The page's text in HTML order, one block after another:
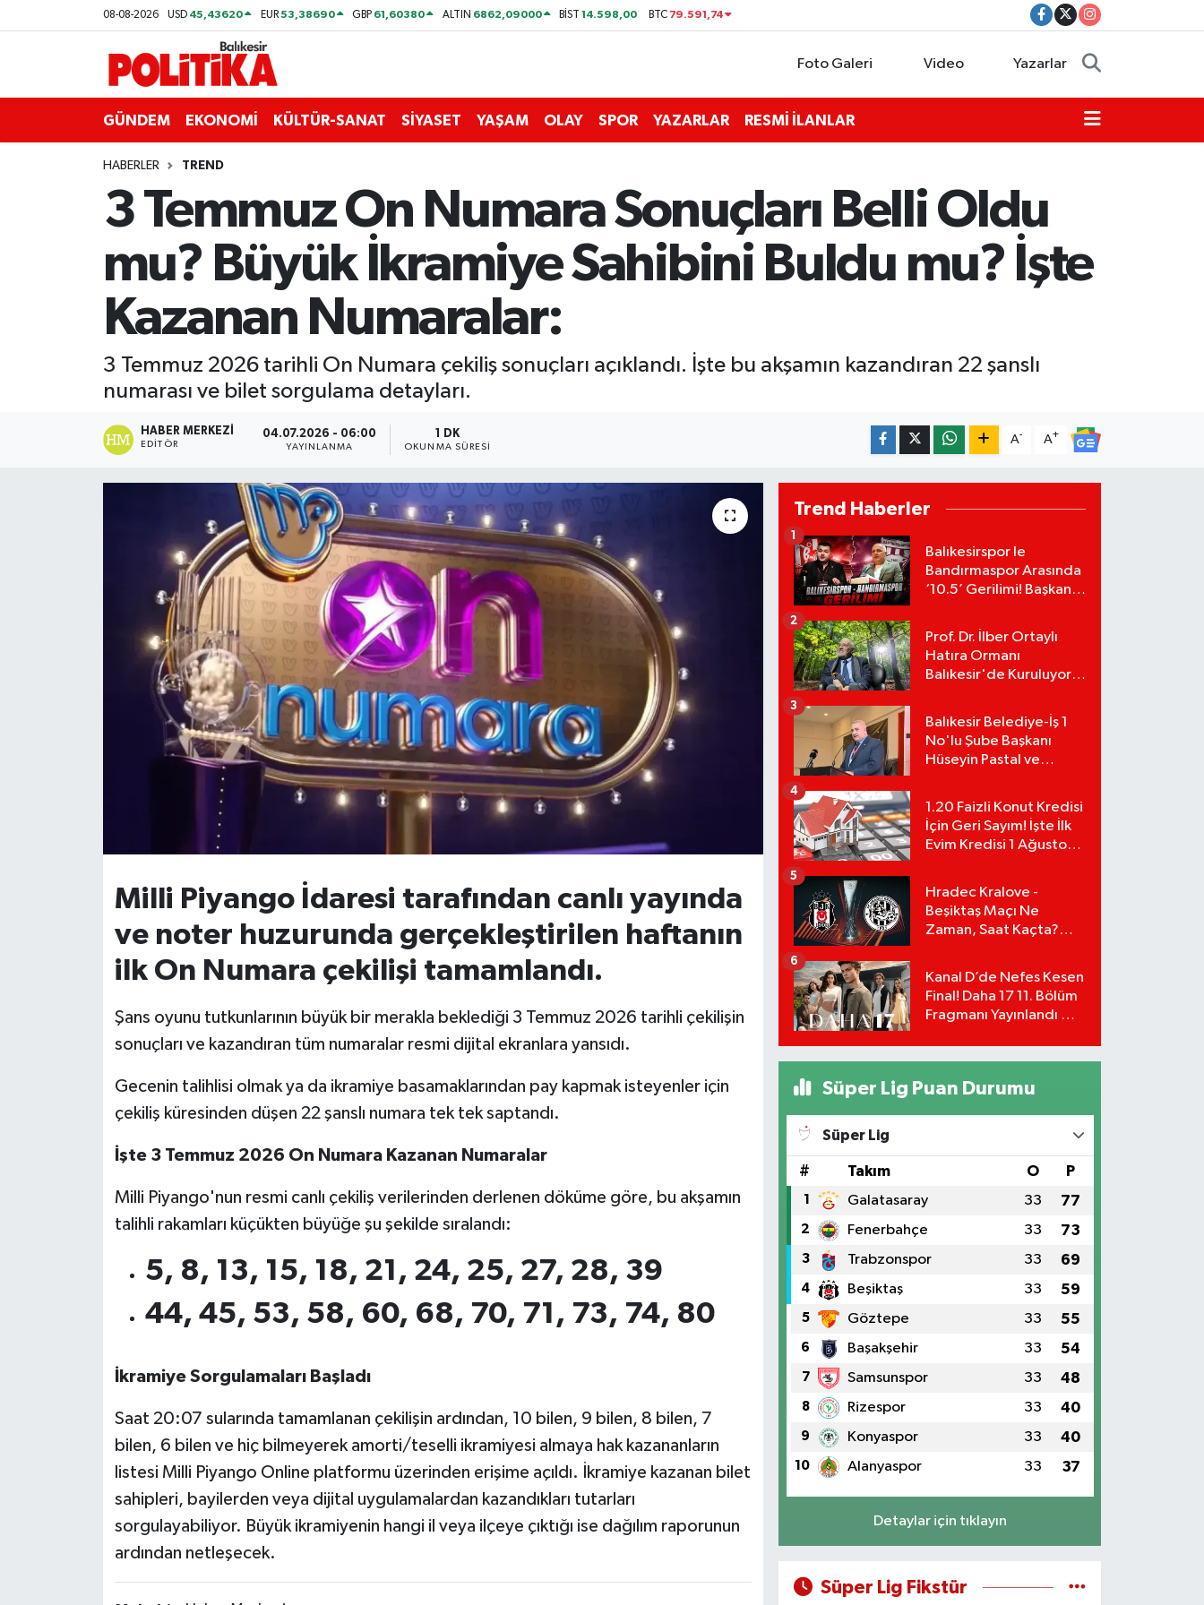
08-08-2026 USD 45,43620 EUR53,38690 GBP 61,60380 ALTIN 6862,09000 BİST14.598,00 BTC 79.591,74
Foto Galeri Video Yazarlar
GÜNDEM EKONOMİ KÜLTÜR-SANAT SİYASET YAŞAM OLAY SPOR YAZARLAR RESMİ İLANLAR
HABERLER TREND
3 Temmuz On Numara Sonuçları Belli Oldu
mu? Büyük İkramiye Sahibini Buldu mu? İşte
Kazanan Numaralar:
3 Temmuz 2026 tarihli On Numara çekiliş sonuçları açıklandı. İşte bu akşamın kazandıran 22 şanslı
numarası ve bilet sorgulama detayları.
HABER MERKEZI
EDITÖR
04.07.2026 - 06:00
YAYINLANMA
1 DK
OKUNMA SÜRESI
A- A+
Milli Piyango İdaresi tarafından canlı yayında
ve noter huzurunda gerçekleştirilen haftanın
ilk On Numara çekilişi tamamlandı.
Şans oyunu tutkunlarının büyük bir merakla beklediği 3 Temmuz 2026 tarihli çekilişin
sonuçları ve kazandıran tüm numaralar resmi dijital ekranlara yansıdı.
Gecenin talihlisi olmak ya da ikramiye basamaklarından pay kapmak isteyenler için
çekiliş küresinden düşen 22 şanslı numara tek tek saptandı.
İşte 3 Temmuz 2026 On Numara Kazanan Numaralar
Milli Piyango'nun resmi canlı çekiliş verilerinden derlenen döküme göre, bu akşamın
talihli rakamları küçükten büyüğe şu şekilde sıralandı:
5, 8, 13, 15, 18, 21, 24, 25, 27, 28, 39
44, 45, 53, 58, 60, 68, 70, 71, 73, 74, 80
İkramiye Sorgulamaları Başladı
Saat 20:07 sularında tamamlanan çekilişin ardından, 10 bilen, 9 bilen, 8 bilen, 7
bilen, 6 bilen ve hiç bilmeyerek amorti/teselli ikramiyesi almaya hak kazananların
listesi Milli Piyango Online platformu üzerinden erişime açıldı. İkramiye kazanan bilet
sahipleri, bayilerden veya dijital uygulamalardan kazandıkları tutarları
sorgulayabiliyor. Büyük ikramiyenin hangi il veya ilçeye çıktığı ise dağılım raporunun
ardından netleşecek.
Trend Haberler
Balıkesirspor le
Bandırmaspor Arasında
‘10.5’ Gerilimi! Başkan
Murat Karakoyun'a Sert
Tepki!
1
Prof. Dr. İlber Ortaylı
Hatıra Ormanı
Balıkesir'de Kuruluyor!
Bağışlarını Başlattı!
2
Balıkesir Belediye-İş 1
No'lu Şube Başkanı
Hüseyin Pastal ve
3
1.20 Faizli Konut Kredisi
İçin Geri Sayım! İşte İlk
Evim Kredisi 1 Ağustos
4
Hradec Kralove -
Beşiktaş Maçı Ne
Zaman, Saat Kaçta?
Detayları!
5
Kanal D’de Nefes Kesen
Final! Daha 17 11. Bölüm
Fragmanı Yayınlandı Mı?
6
Süper Lig Puan Durumu
Süper Lig
# Takım O P
1 Galatasaray 33 77
2 Fenerbahçe 33 73
3 Trabzonspor 33 69
4 Beşiktaş 33 59
5 Göztepe 33 55
6 Başakşehir 33 54
7 Samsunspor 33 48
8 Rizespor 33 40
9 Konyaspor 33 40
10 Alanyaspor 33 37
Detaylar için tıklayın
Süper Lig Fikstür
ASTROLOJİ
Bandırma
BİYOGRAFİLER
KENT GÜNDEMİ
KÜLTÜR-SANAT
MAGAZİN
Balıkesir Nöbetçi Eczaneler
Balıkesir Hava Durumu
Balıkesir Namaz Vakitleri
Balıkesir Trafik Yoğunluk Haritası
Süper Lig Puan Durumu ve Fikstür
Tüm Manşetler
Haber Arşivi